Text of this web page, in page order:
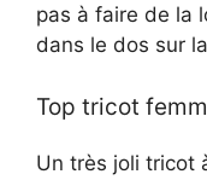
pas à faire de la
dans le dos sur
Top tricot
Un très joli tricot